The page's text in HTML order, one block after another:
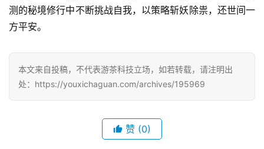
站
文
中
测的秘境修行中不断挑战自我，以策略斩妖除祟，还世间一
方平安。
本文来自投稿，不代表游茶科技立场，如若转载，请注明出
处：https://youxichaguan.com/archives/195969
赞 (0)